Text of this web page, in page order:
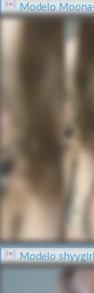
Modelo
Modelo